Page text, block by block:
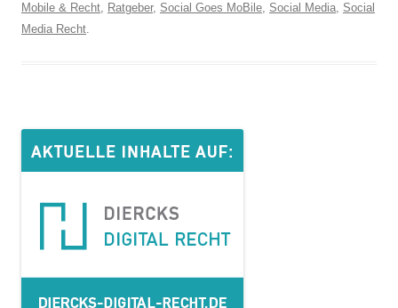
Mobile & Recht, Ratgeber, Social Goes MoBile, Social Media, Social
Media Recht.